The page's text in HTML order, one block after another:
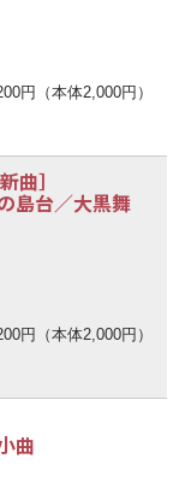
円（本体2,000円）
曲］
島台／大黒舞
円（本体2,000円）
曲